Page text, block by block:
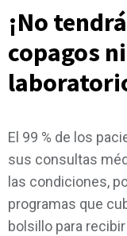
¡No
copagos
El 99 % de los
sus consultas
las condiciones,
programas que
bolsillo para recibir